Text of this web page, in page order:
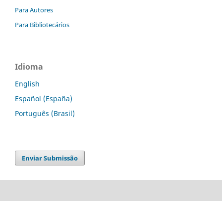
Para Autores
Para Bibliotecários
Idioma
English
Español (España)
Português (Brasil)
Enviar Submissão